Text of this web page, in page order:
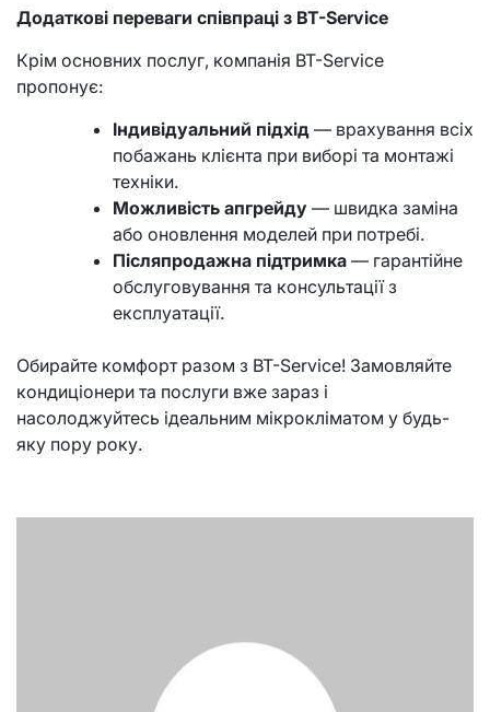
Додаткові переваги співпраці з BT-Service
Крім основних послуг, компанія BT-Service
пропонує:
Індивідуальний підхід — врахування всіх
побажань клієнта при виборі та монтажі
техніки.
Можливість апгрейду — швидка заміна
або оновлення моделей при потребі.
Післяпродажна підтримка — гарантійне
обслуговування та консультації з
експлуатації.
Обирайте комфорт разом з BT-Service! Замовляйте
кондиціонери та послуги вже зараз і
насолоджуйтесь ідеальним мікрокліматом у будь-
яку пору року.